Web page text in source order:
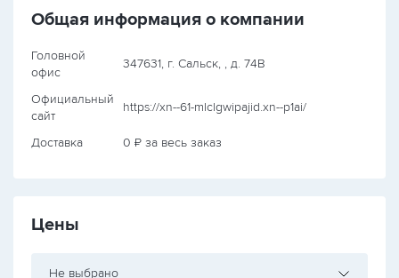
Общая информация о компании
Головной
офис
347631, г. Сальск, , д. 74В
Официальный
сайт
https://xn--61-mlclgwipajid.xn--p1ai/
Доставка 0 ₽ за весь заказ
Цены
Не выбрано